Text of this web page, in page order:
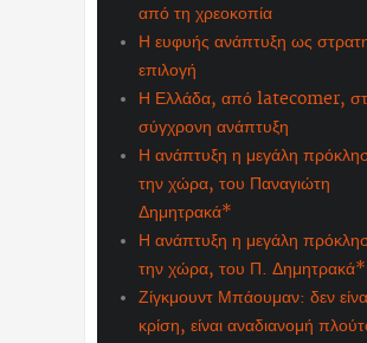
από τη χρεοκοπία
Η ευφυής ανάπτυξη ως
επιλογή
Η Ελλάδα, από latecomer,
σύγχρονη ανάπτυξη
Η ανάπτυξη η μεγάλη
την χώρα, του Παναγιώτη
Δημητρακά*
Η ανάπτυξη η μεγάλη
την χώρα, του Π. Δημητρακά*
Ζίγκμουντ Μπάουμαν: δεν
κρίση, είναι αναδιανομή